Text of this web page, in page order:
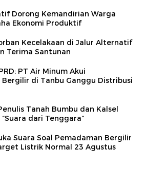
Dorong Kemandirian Warga
Ekonomi Produktif
Kecelakaan di Jalur Alternatif
Terima Santunan
PT Air Minum Akui
di Tanbu Ganggu Distribusi
Tanah Bumbu dan Kalsel
dari Tenggara”
Suara Soal Pemadaman Bergilir
Listrik Normal 23 Agustus